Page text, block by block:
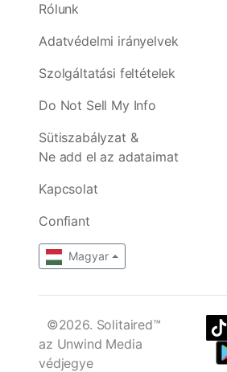
Rólunk
Adatvédelmi irányelvek
Szolgáltatási feltételek
Do Not Sell My Info
Sütiszabályzat &
Ne add el az adataimat
Kapcsolat
Confiant
Magyar
©2026. Solitaired™
az Unwind Media
védjegye